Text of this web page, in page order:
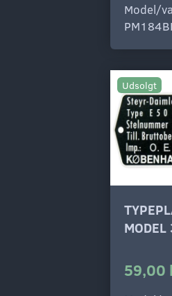
Model/
Udsolgt
MODEL
59,00